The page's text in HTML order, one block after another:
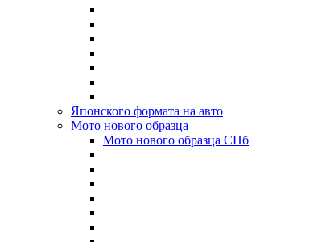
Японского формата на авто
Мото нового образца
Мото нового образца СПб